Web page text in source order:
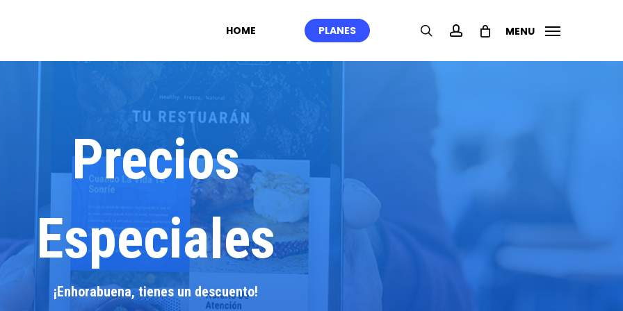
HOME PLANES searchaccountMENU
Precios
Especiales
¡Enhorabuena, tienes un descuento!